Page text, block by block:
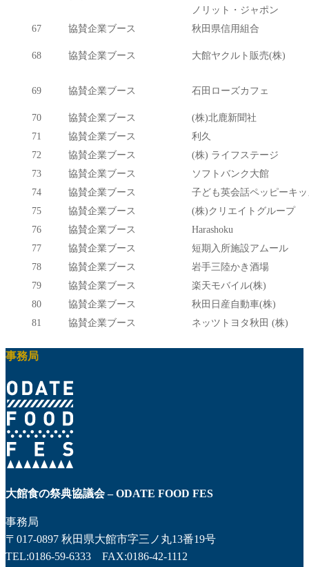
ノリット・ジャポン
67
協賛企業ブース 秋田県信用組合
68 協賛企業ブース 大館ヤクルト販売(株)
69 協賛企業ブース 石田ローズカフェ
70 協賛企業ブース
(株)北鹿新聞社
71
協賛企業ブース
利久
72
協賛企業ブース
(株) ライフステージ
73
協賛企業ブース
ソフトバンク大館
74
協賛企業ブース
子ども英会話ペッピーキ
75
協賛企業ブース
(株)クリエイトグループ
76
協賛企業ブース
Harashoku
77
協賛企業ブース
短期入所施設アムール
78
協賛企業ブース
岩手三陸かき酒場
79
協賛企業ブース
楽天モバイル(株)
80
協賛企業ブース
秋田日産自動車(株)
81
協賛企業ブース ネッツトヨタ秋田 (株)
事務局
大館食の祭典協議会 – ODATE FOOD FES
事務局
〒017-0897 秋田県大館市字三ノ丸13番19号
TEL:0186-59-6333 FAX:0186-42-1112